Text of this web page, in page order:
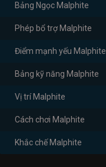
Bảng Ngọc Malphite
Phép bổ trợ Malphite
Điểm mạnh yếu Malphite
Bảng kỹ năng Malphite
Vị trí Malphite
Cách chơi Malphite
Khắc chế Malphite